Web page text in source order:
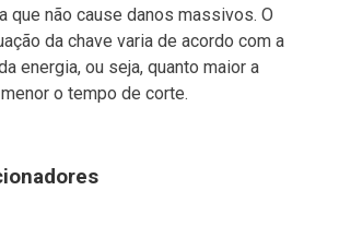
que não cause danos massivos. O
da chave varia de acordo com a
energia, ou seja, quanto maior a
o tempo de corte.